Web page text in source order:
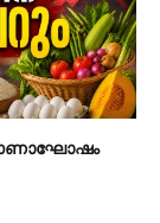
ഓണാഘോഷം